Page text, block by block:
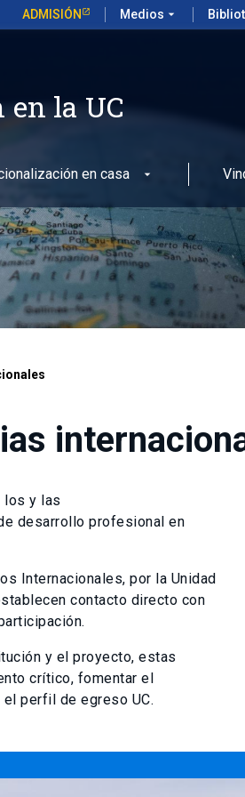
ADMISIÓN Medios arrow_drop_down
la UC
en casa
los y las
desarrollo profesional en
Internacionales, por la Unidad
contacto directo con
y el proyecto, estas
crítico, fomentar el
perfil de egreso UC.